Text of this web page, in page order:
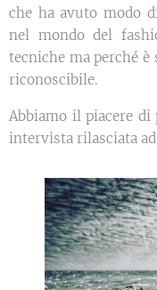
che ha avuto modo
nel mondo del
tecniche ma perché
riconoscibile.
Abbiamo il piacere di
intervista rilasciata ad